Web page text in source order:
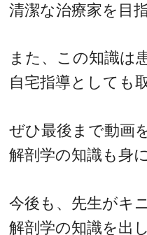
清潔な治療家を目
また、この知識は
自宅指導としても
ぜひ最後まで動画
解剖学の知識も身
今後も、先生がキ
解剖学の知識を出